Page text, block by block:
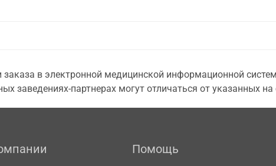
в электронной медицинской информационной
заведениях-партнерах могут отличаться от указанных на
Помощь